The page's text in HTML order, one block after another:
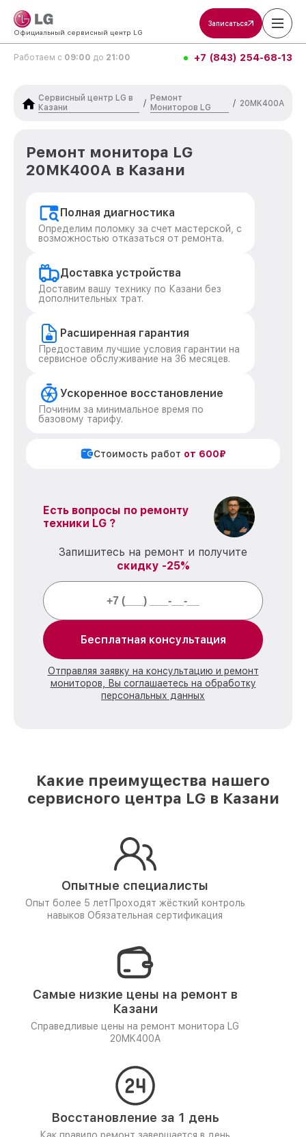
Официальный сервисный центр LG
Записаться
Работаем с 09:00 до 21:00 +7 (843) 254-68-13
Сервисный центр LG в
Казани
/
Ремонт
Мониторов LG
/ 20MK400A
Ремонт монитора LG
20MK400A в Казани
Полная диагностика
Определим поломку за счет мастерской, с
возможностью отказаться от ремонта.
Доставка устройства
Доставим вашу технику по Казани без
дополнительных трат.
Расширенная гарантия
Предоставим лучшие условия гарантии на
сервисное обслуживание на 36 месяцев.
Ускоренное восстановление
Починим за минимальное время по
базовому тарифу.
Стоимость работ от 600₽
Есть вопросы по ремонту
техники LG ?
Запишитесь на ремонт и получите
скидку -25%
Бесплатная консультация
Отправляя заявку на консультацию и ремонт
мониторов, Вы соглашаетесь на обработку
персональных данных
Какие преимущества нашего
сервисного центра LG в Казани
Опытные специалисты
Опыт более 5 лет Проходят жёсткий контроль
навыков Обязательная сертификация
Самые низкие цены на ремонт в
Казани
Справедливые цены на ремонт монитора LG
20MK400A
Восстановление за 1 день